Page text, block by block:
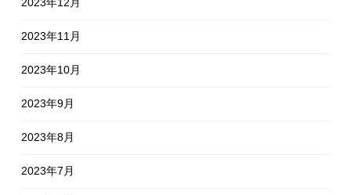
2023年11月
2023年10月
2023年9月
2023年8月
2023年7月